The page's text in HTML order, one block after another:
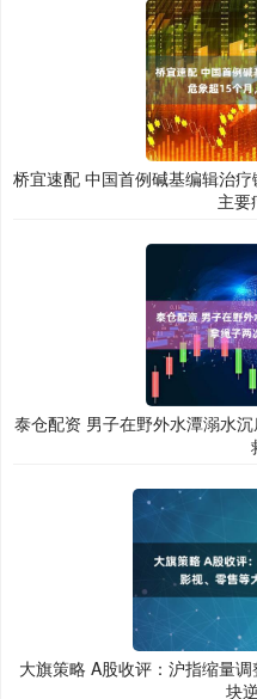
桥宜速配 中国首例碱基编辑治
主要
泰仓配资 男子在野外水潭溺水
大旗策略 A股收评：沪指缩量
块